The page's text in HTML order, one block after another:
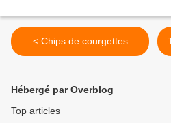
< Chips de courgettes
Hébergé par Overblog
Top articles